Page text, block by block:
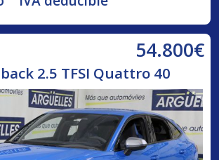
54.800€
2.5 TFSI Quattro 40